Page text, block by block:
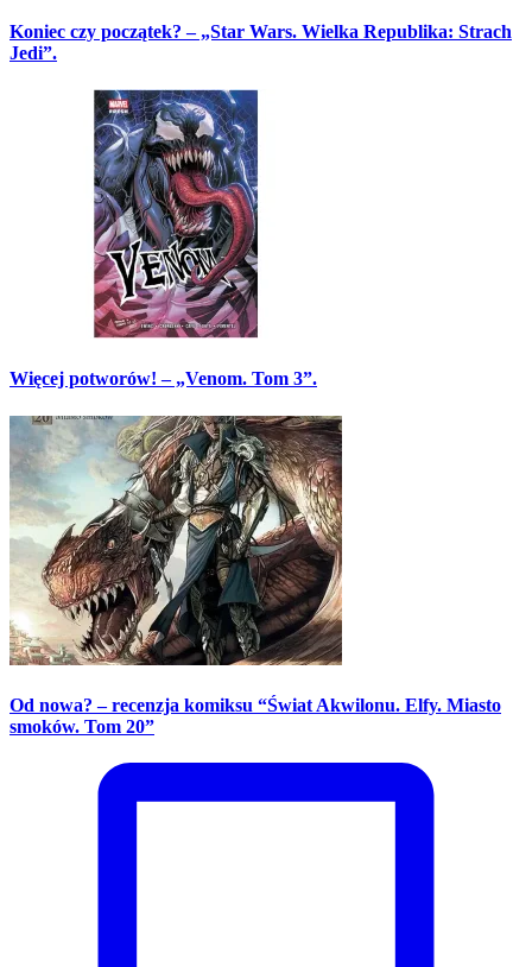
Koniec czy początek? – „Star Wars. Wielka Republika: Strach
Jedi”.
Więcej potworów! – „Venom. Tom 3”.
Od nowa? – recenzja komiksu “Świat Akwilonu. Elfy. Miasto
smoków. Tom 20”